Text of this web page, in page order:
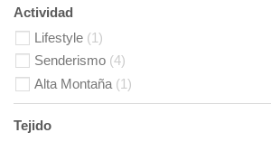
Actividad
Lifestyle
1
Senderismo 4
Alta Montaña
1
Tejido